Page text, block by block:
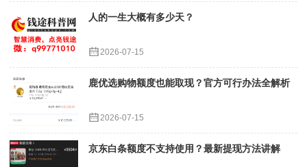
人的一生大概有多少天？
2026-07-15
鹿优选购物额度也能取现？官方可行办法全解析
2026-07-15
京东白条额度不支持使用？最新提现方法讲解